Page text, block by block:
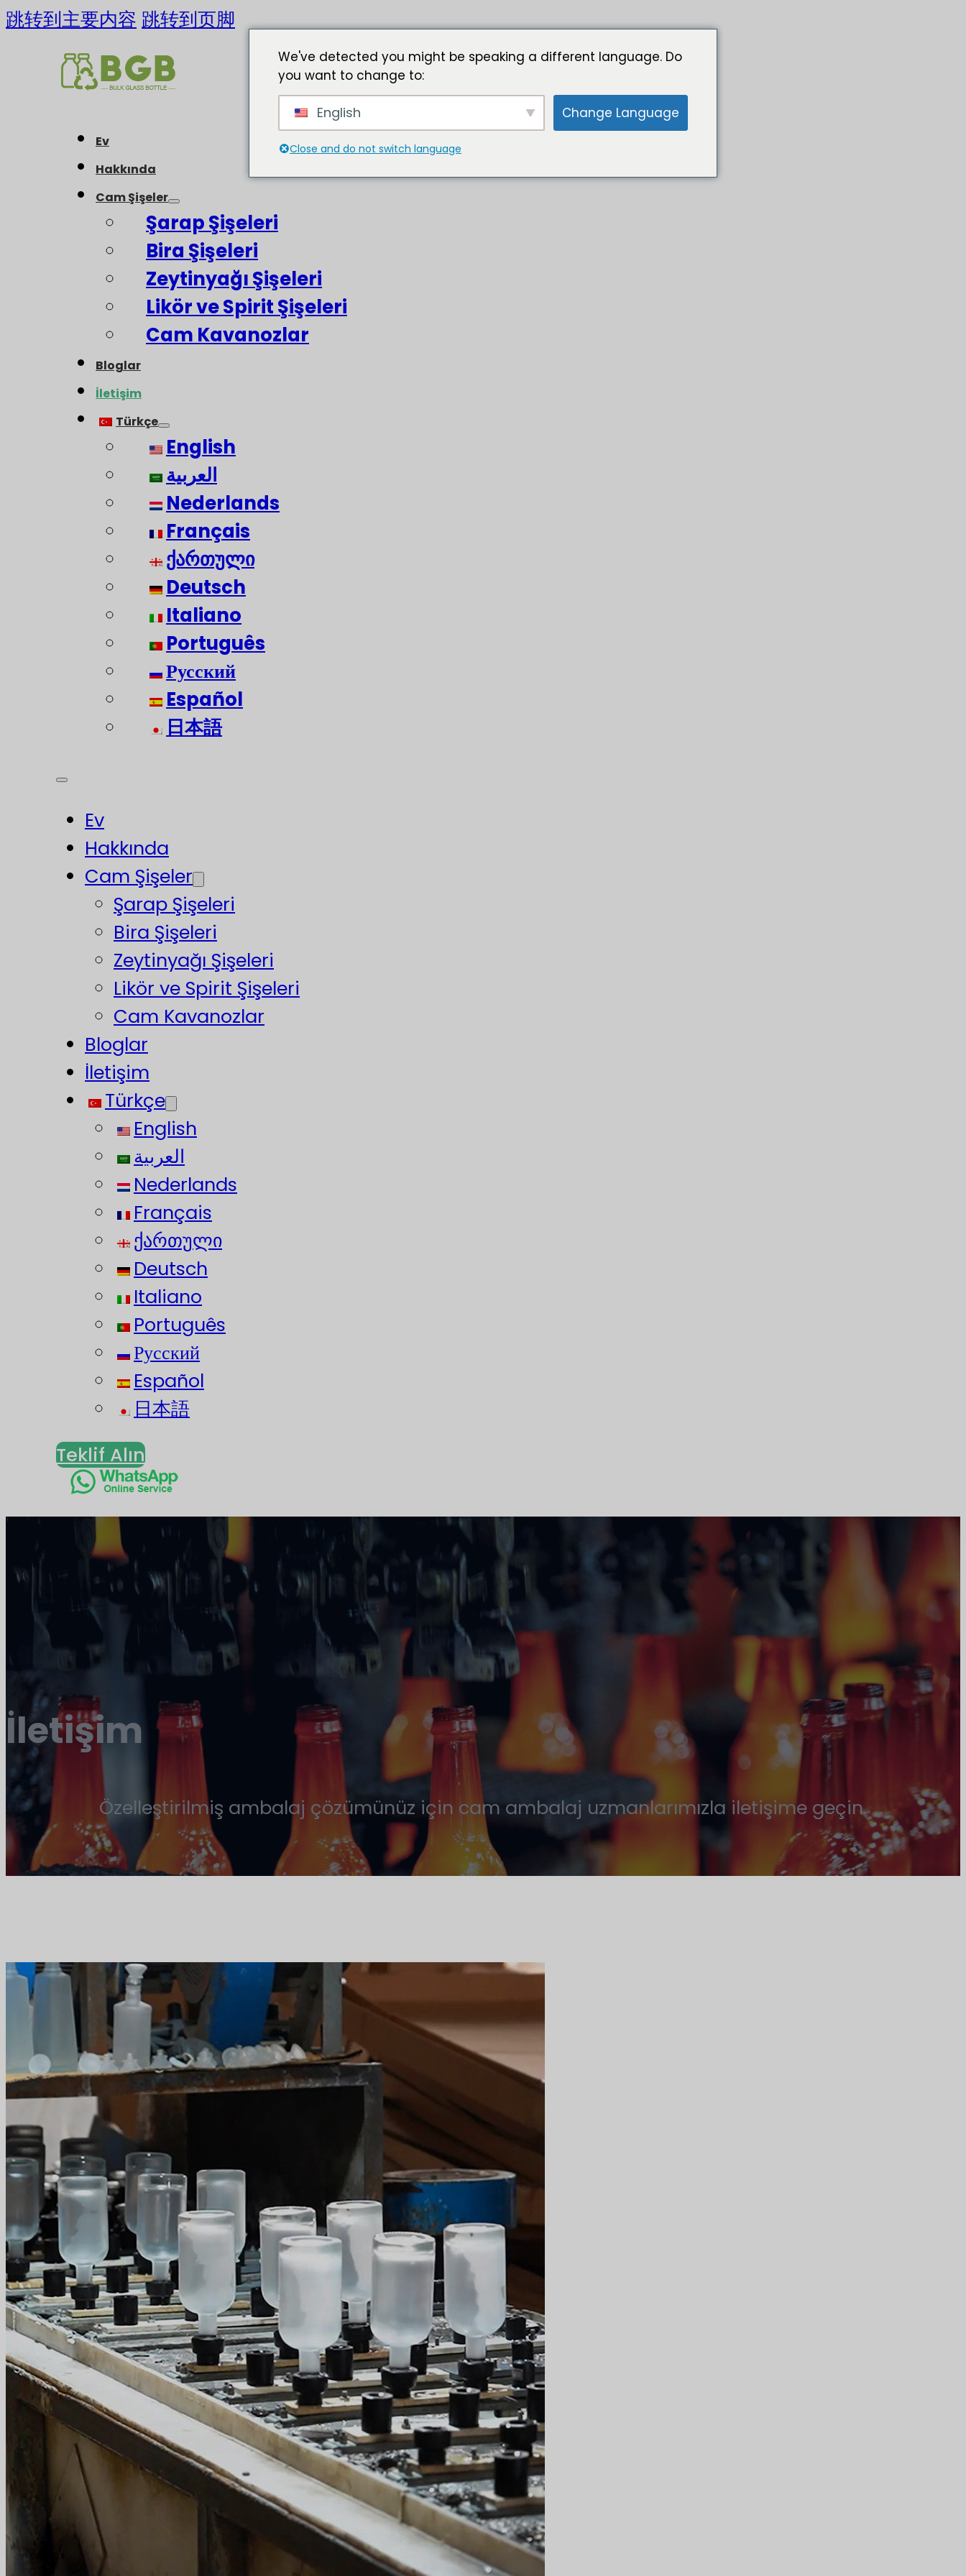
跳转到主要内容 跳转到页脚
Ev
Hakkında
Cam Şişeler
Şarap Şişeleri
Bira Şişeleri
Zeytinyağı Şişeleri
Likör ve Spirit Şişeleri
Cam Kavanozlar
Bloglar
İletişim
Türkçe
English
العربية
Nederlands
Français
ქართული
Deutsch
Italiano
Português
Русский
Español
日本語
Ev
Hakkında
Cam Şişeler
Şarap Şişeleri
Bira Şişeleri
Zeytinyağı Şişeleri
Likör ve Spirit Şişeleri
Cam Kavanozlar
Bloglar
İletişim
Türkçe
English
العربية
Nederlands
Français
ქართული
Deutsch
Italiano
Português
Русский
Español
日本語
Teklif Alın
İletişim
Özelleştirilmiş ambalaj çözümünüz için cam ambalaj uzmanlarımızla iletişime geçin.
We've detected you might be speaking a different language. Do
you want to change to:
English Change Language
Close and do not switch language